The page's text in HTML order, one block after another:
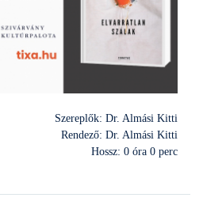
Szereplők: Dr. Almási Kitti
Rendező: Dr. Almási Kitti
Hossz: 0 óra 0 perc